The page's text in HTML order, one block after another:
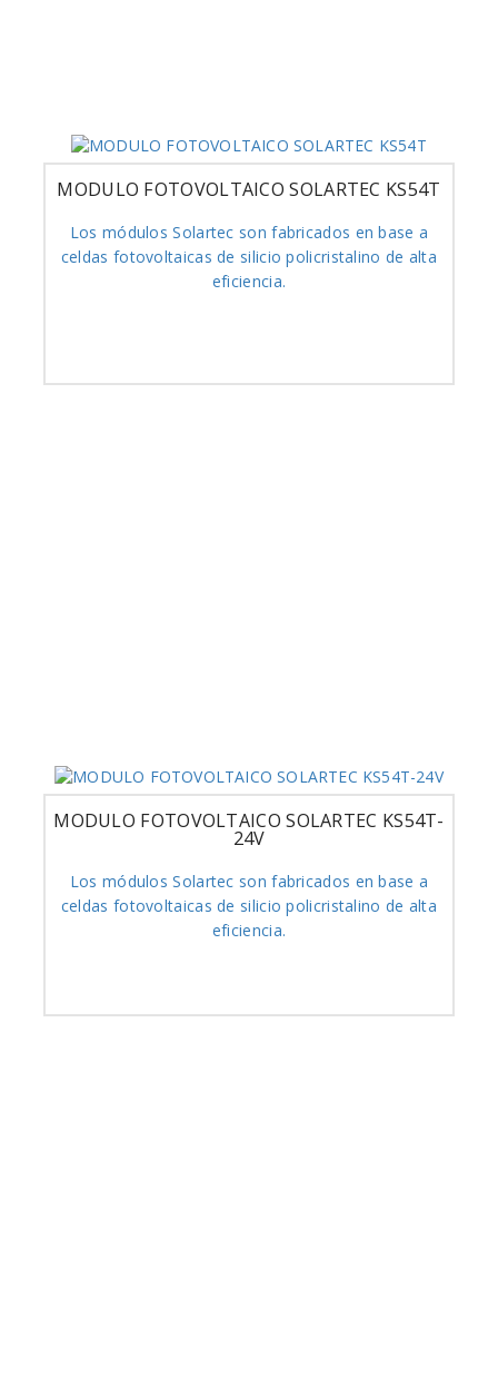
MODULO FOTOVOLTAICO SOLARTEC KS54T
Los módulos Solartec son fabricados en base a
celdas fotovoltaicas de silicio policristalino de alta
eficiencia.
MODULO FOTOVOLTAICO SOLARTEC KS54T-
24V
Los módulos Solartec son fabricados en base a
celdas fotovoltaicas de silicio policristalino de alta
eficiencia.